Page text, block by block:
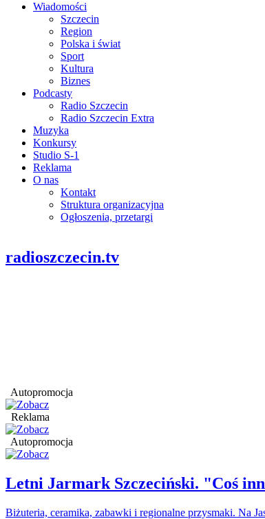
Wiadomości
Szczecin
Region
Polska i świat
Sport
Kultura
Biznes
Podcasty
Radio Szczecin
Radio Szczecin Extra
Muzyka
Konkursy
Studio S-1
Reklama
O nas
Kontakt
Struktura organizacyjna
Ogłoszenia, przetargi
radioszczecin.tv
Autopromocja
Reklama
Autopromocja
Letni Jarmark Szczeciński. "Coś
Biżuteria, ceramika, zabawki i regionalne przysmaki. Na